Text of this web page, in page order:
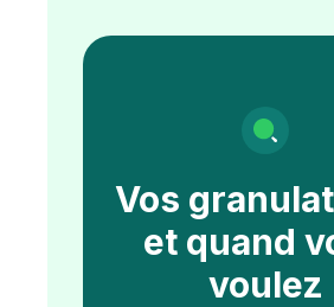
Vos
et quand
voulez